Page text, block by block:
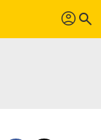
profil search